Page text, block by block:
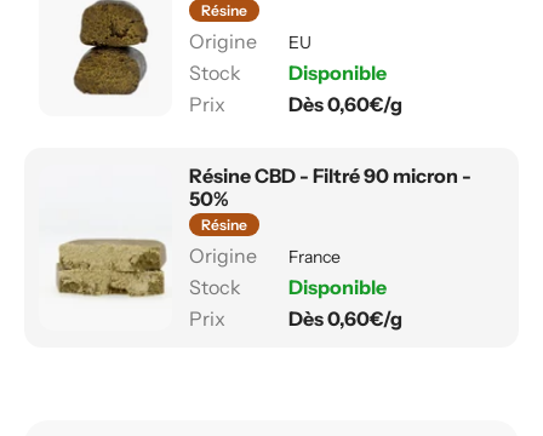
Résine
EU
Disponible
Dès 0,60€/g
Résine CBD - Filtré 90 micron -
50%
Résine
France
Disponible
Dès 0,60€/g